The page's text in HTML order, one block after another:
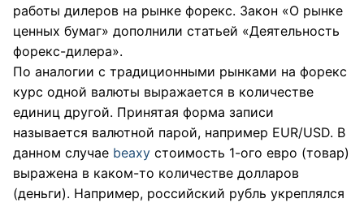
работы дилеров на рынке форекс. Закон «О рынке
ценных бумаг» дополнили статьей «Деятельность
форекс-дилера».
По аналогии с традиционными рынками на форекс
курс одной валюты выражается в количестве
единиц другой. Принятая форма записи
называется валютной парой, например EUR/USD. В
данном случае beaxy стоимость 1-ого евро (товар)
выражена в каком-то количестве долларов
(деньги). Например, российский рубль укреплялся